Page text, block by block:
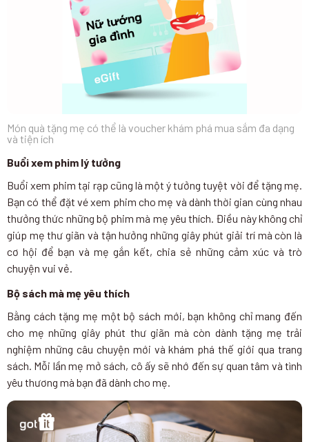
Món quà tặng mẹ có thể là voucher khám phá mua sắm đa dạng
và tiện ích
Buổi xem phim lý tưởng
Buổi xem phim tại rạp cũng là một ý tưởng tuyệt vời để tặng mẹ.
Bạn có thể đặt vé xem phim cho mẹ và dành thời gian cùng nhau
thưởng thức những bộ phim mà mẹ yêu thích. Điều này không chỉ
giúp mẹ thư giãn và tận hưởng những giây phút giải trí mà còn là
cơ hội để bạn và mẹ gắn kết, chia sẻ những cảm xúc và trò
chuyện vui vẻ.
Bộ sách mà mẹ yêu thích
Bằng cách tặng mẹ một bộ sách mới, bạn không chỉ mang đến
cho mẹ những giây phút thư giãn mà còn dành tặng mẹ trải
nghiệm những câu chuyện mới và khám phá thế giới qua trang
sách. Mỗi lần mẹ mở sách, cô ấy sẽ nhớ đến sự quan tâm và tình
yêu thương mà bạn đã dành cho mẹ.